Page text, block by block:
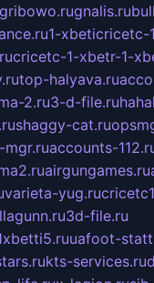
gribowo.rugnalis.ru
1-xbeticricetc-
cricetc-1-xbetr-1-
top-halyava.ru
2.ru3-d-file.ru
shaggy-cat.ru
mgr.ruaccounts-
airgungames.ru
varieta-yug.ru
3d-file.ru
uafoot-
kts-services.ru